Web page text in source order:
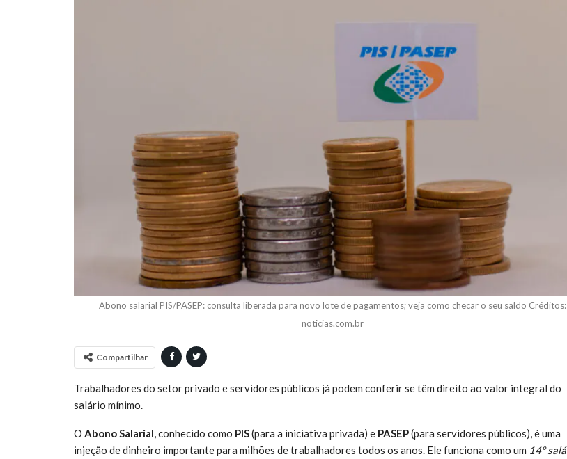
Abono salarial PIS/PASEP: consulta liberada para novo lote de pagamentos; veja como checar o seu saldo Créditos:
noticias.com.br
Compartilhar
Trabalhadores do setor privado e servidores públicos já podem conferir se têm direito ao valor integral do
salário mínimo.
O Abono Salarial, conhecido como PIS(para a iniciativa privada) e PASEP(para servidores públicos), é uma
injeção de dinheiro importante para milhões de trabalhadores todos os anos. Ele funciona como um 14º